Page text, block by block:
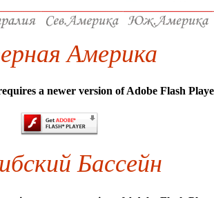
Америка
a newer version of Adobe Flash
Бассейн